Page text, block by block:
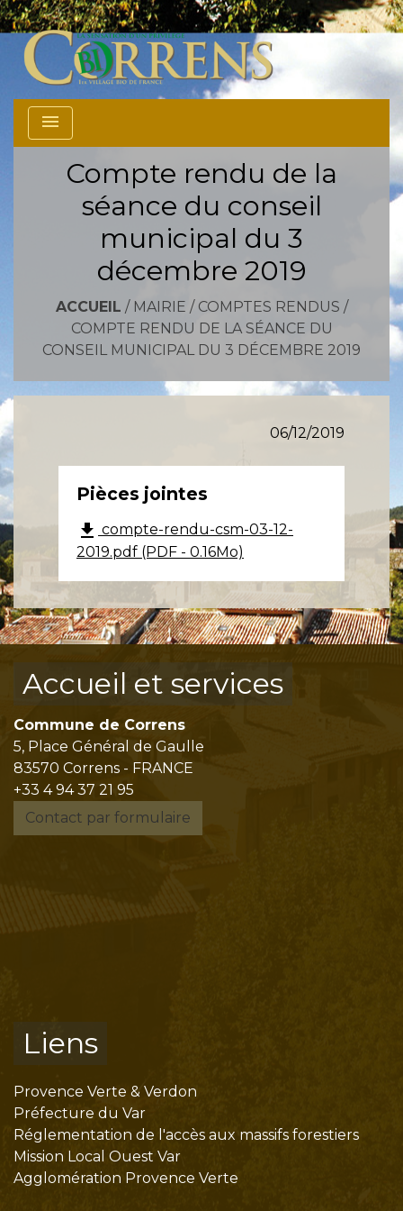
menu
Compte rendu de la
séance du conseil
municipal du 3
décembre 2019
ACCUEIL / MAIRIE / COMPTES RENDUS /
COMPTE RENDU DE LA SÉANCE DU
CONSEIL MUNICIPAL DU 3 DÉCEMBRE 2019
06/12/2019
Pièces jointes
file_download compte-rendu-csm-03-12-
2019.pdf (PDF - 0.16Mo)
Accueil et services
Commune de Correns
5, Place Général de Gaulle
83570 Correns - FRANCE
+33 4 94 37 21 95
Contact par formulaire
Liens
Provence Verte & Verdon
Préfecture du Var
Réglementation de l'accès aux massifs forestiers
Mission Local Ouest Var
Agglomération Provence Verte